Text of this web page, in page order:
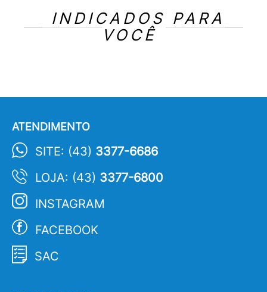
INDICADOS PARA
VOCÊ
ATENDIMENTO
SITE: (43) 3377-6686
LOJA: (43) 3377-6800
INSTAGRAM
FACEBOOK
SAC